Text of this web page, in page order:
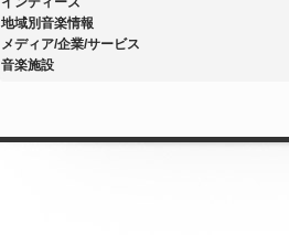
地域別音楽情報
メディア/企業/サービス
音楽施設